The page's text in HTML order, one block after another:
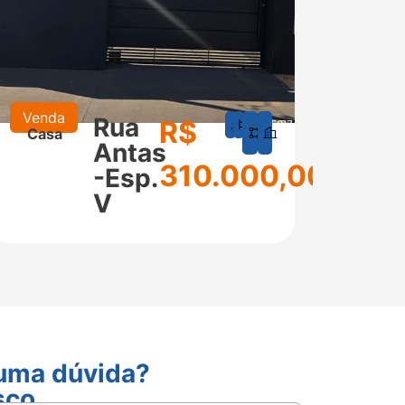
Venda
Casa
Rua
Antas
-Esp.
V
R$
310.000,00
1 1
150
m²
77
dúvida?